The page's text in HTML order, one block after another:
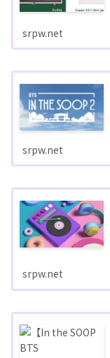
srpw.net
srpw.net
srpw.net